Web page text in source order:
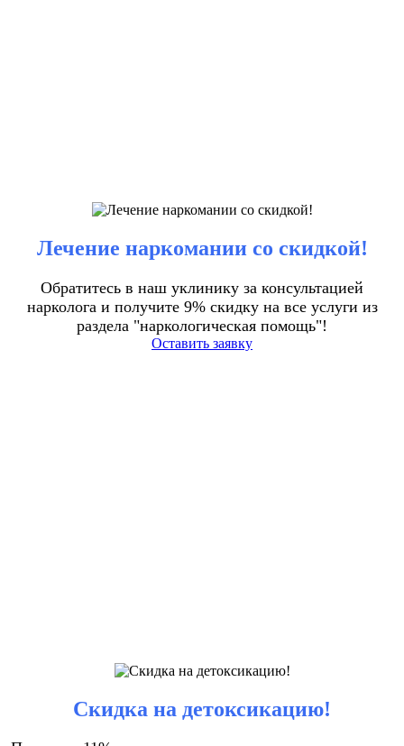
Лечение наркомании со скидкой!
Обратитесь в наш уклинику за консультацией
нарколога и получите 9% скидку на все услуги из
раздела "наркологическая помощь"!
Оставить заявку
Скидка на детоксикацию!